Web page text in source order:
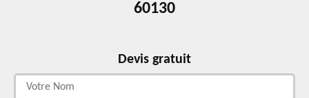
60130
Devis gratuit